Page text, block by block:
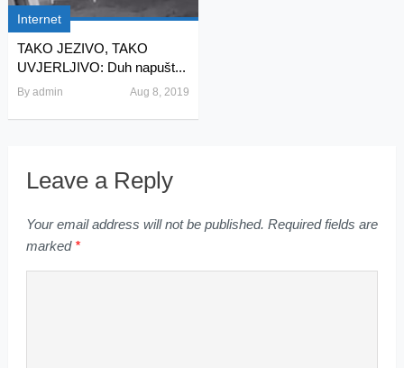
Internet
TAKO JEZIVO, TAKO
UVJERLJIVO: Duh napušt...
By admin Aug 8, 2019
Leave a Reply
Your email address will not be published. Required fields are
marked *